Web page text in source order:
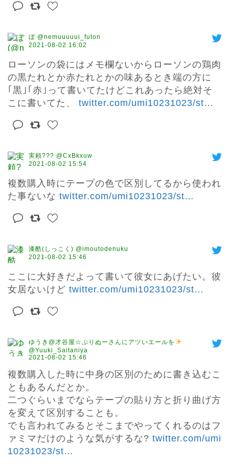
ぼ @nemuuuuui_futon
2021-08-02 16:02
ローソンの袋にはメモ欄ないからローソンの鶏肉
の黒たれとか赤たれとかの味あるとき端の方に
｢黒｣｢赤｣って書いてたけどこれあったら絶対そ
こに書いてた、 twitter.com/umi10231023/st…
実頼??? @CxBkxuw
2021-08-02 15:54
複数購入時にテープの色で区別してるから使われ
た事ないな twitter.com/umi10231023/st…
漆酷(しっこく) @imoutodenuku
2021-08-02 15:46
ここに大好きだよって書いて彼女にあげたい。彼
女居ないけど twitter.com/umi10231023/st…
ゆうき@才谷屋☆ぷりぬーさんにアツいエールを
@Yuuki_Saitaniya
2021-08-02 15:46
複数購入した時に中身の区別のために書き込むこ
ともあるんだとか。
二つぐらいまでならテープの貼り方と折り曲げ方
を変えて区別することも。
でも言われてみるとそこまでやってくれるのはフ
ァミマだけのような気がするな? twitter.com/umi
10231023/st…